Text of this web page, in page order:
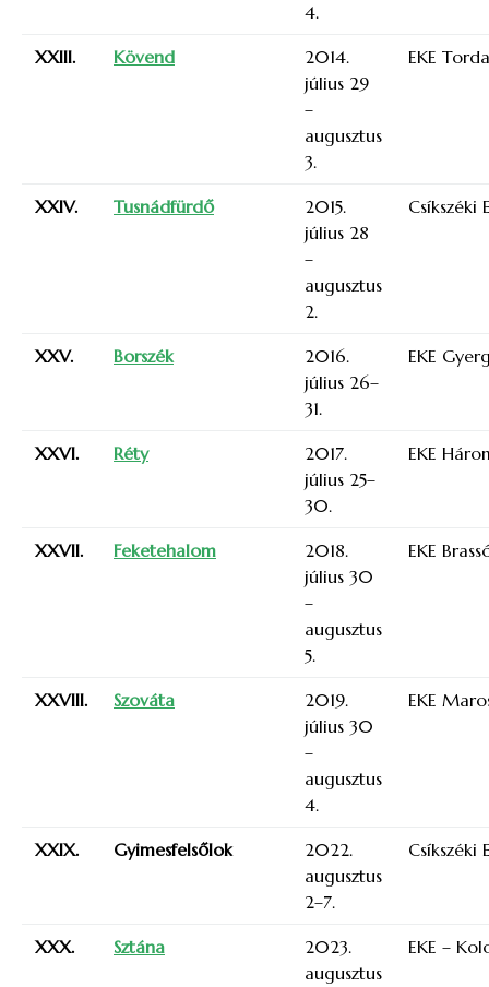
4.
XXIII. Kövend
2014.
július 29
–
augusztus
3.
EKE
XXIV. Tusnádfürdő
2015.
július 28
–
augusztus
2.
Csíkszéki
XXV. Borszék
2016.
július 26–
31.
EKE
XXVI. Réty
2017.
július 25–
30.
EKE
XXVII. Feketehalom
2018.
július 30
–
augusztus
5.
EKE
XXVIII. Szováta
2019.
július 30
–
augusztus
4.
EKE
XXIX. Gyimesfelsőlok
2022.
augusztus
2–7.
Csíkszéki
XXX. Sztána
2023.
augusztus
EKE –